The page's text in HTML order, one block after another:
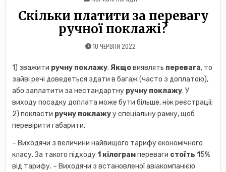
IN
Скільки платити за перевагу
ручної поклажі?
10 ЧЕРВНЯ 2022
1) зважити ручну поклажу.Якщовиявлять перевага, то
зайві речі доведеться здати в багаж (часто з доплатою),
або заплатити за нестандартну ручну поклажу. У
виходу посадку доплата може бути більше, ніж реєстрації;
2) покласти ручну поклажуу спеціальну рамку, щоб
перевірити габарити.
– Виходячи з величини найвищого тарифу економічного
класу. За такого підходу1 кілогрампереваги стоїть 1 5%
від тарифу. – Виходячи з встановленої авіакомпанією